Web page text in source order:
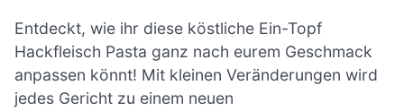
Entdeckt, wie ihr diese köstliche Ein-Topf
Hackfleisch Pasta ganz nach eurem Geschmack
anpassen könnt! Mit kleinen Veränderungen wird
jedes Gericht zu einem neuen